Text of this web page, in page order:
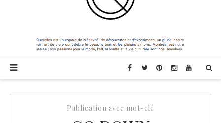
Publication avec mot-clé